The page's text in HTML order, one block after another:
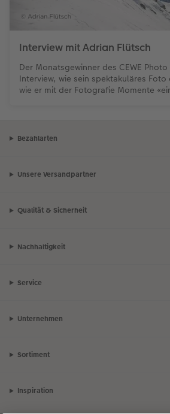
Interview mit Adrian Flütsch
Der Monatsgewinner des CEWE
Interview, wie sein spektakuläres
wie er mit der Fotografie Momente
Bezahlarten
Unsere Versandpartner
Qualität & Sicherheit
Nachhaltigkeit
Service
Unternehmen
Sortiment
Inspiration